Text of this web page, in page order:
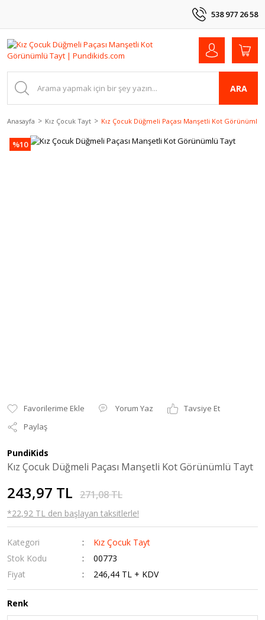
538 977 26 58
ARA
Anasayfa Kız Çocuk Tayt Kız Çocuk Düğmeli Paçası Manşetli Kot Görünümlü
%10
Yorum Yaz
Tavsiye Et
Paylaş
PundiKids
Kız Çocuk Düğmeli Paçası Manşetli Kot Görünümlü Tayt
243,97 TL 271,08 TL
*22,92 TL den başlayan taksitlerle!
Kategori
Kız Çocuk Tayt
Stok Kodu
00773
Fiyat
246,44 TL + KDV
Renk